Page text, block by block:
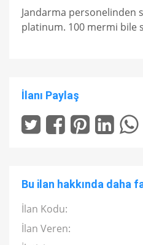
Jandarma personelinden
platinum. 100 mermi bile
İlanı Paylaş
Bu ilan hakkında daha
İlan Kodu:
İlan Veren: